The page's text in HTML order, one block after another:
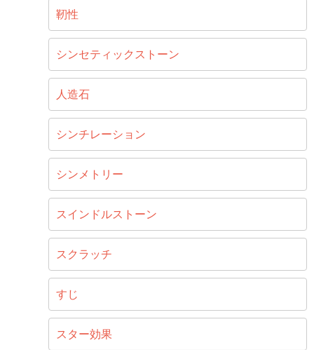
靭性
シンセティックストーン
人造石
シンチレーション
シンメトリー
スインドルストーン
スクラッチ
すじ
スター効果